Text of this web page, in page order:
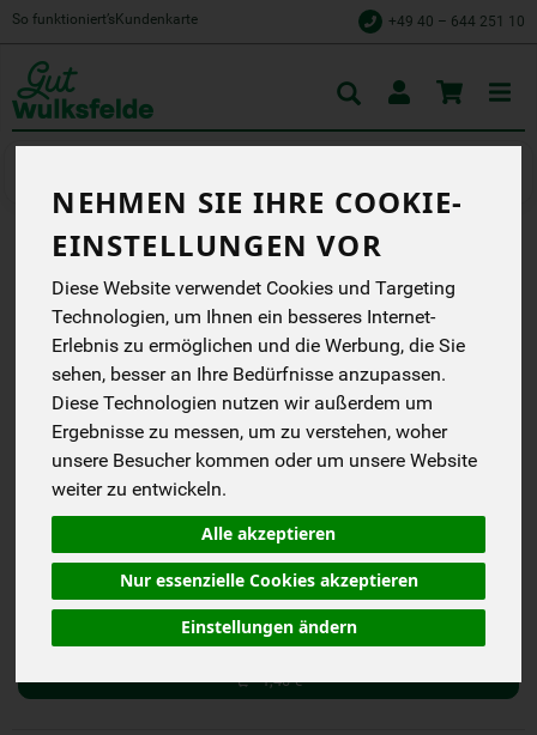
NEHMEN SIE IHRE COOKIE-
EINSTELLUNGEN VOR
Diese Website verwendet Cookies und Targeting
Technologien, um Ihnen ein besseres Internet-
Erlebnis zu ermöglichen und die Werbung, die Sie
sehen, besser an Ihre Bedürfnisse anzupassen.
Diese Technologien nutzen wir außerdem um
Ergebnisse zu messen, um zu verstehen, woher
unsere Besucher kommen oder um unsere Website
weiter zu entwickeln.
Alle akzeptieren
Nur essenzielle Cookies akzeptieren
Einstellungen ändern
So funktioniert’s Kundenkarte +49 40 – 644 251 10
Gut Wulksfelde
1,40 € / Stk
(1,40 € / Stk)
inkl. 7% MwSt.
Stk
1,40€
Toggle
cart